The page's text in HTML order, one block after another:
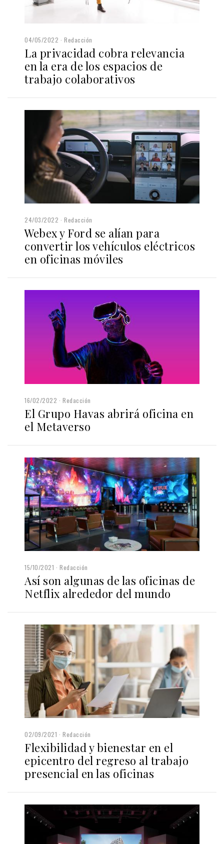
04/05/2022 Redacción
La privacidad cobra relevancia
en la era de los espacios de
trabajo colaborativos
24/03/2022 Redacción
Webex y Ford se alían para
convertir los vehículos eléctricos
en oficinas móviles
16/02/2022 Redacción
El Grupo Havas abrirá oficina en
el Metaverso
15/10/2021 Redacción
Así son algunas de las oficinas de
Netflix alrededor del mundo
02/09/2021 Redacción
Flexibilidad y bienestar en el
epicentro del regreso al trabajo
presencial en las oficinas